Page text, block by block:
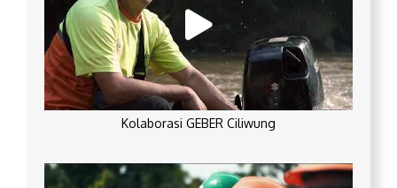
Kolaborasi GEBER Ciliwung